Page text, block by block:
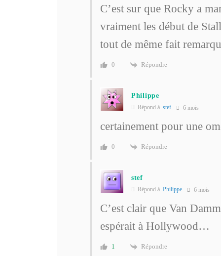
C’est sur que Rocky a
vraiment les début de
tout de même fait
0 Répondre
Philippe
Répond à stef 6 mois
certainement pour une
0 Répondre
stef
Répond à Philippe 6 mois
C’est clair que Van
espérait à Hollywood…
1 Répondre